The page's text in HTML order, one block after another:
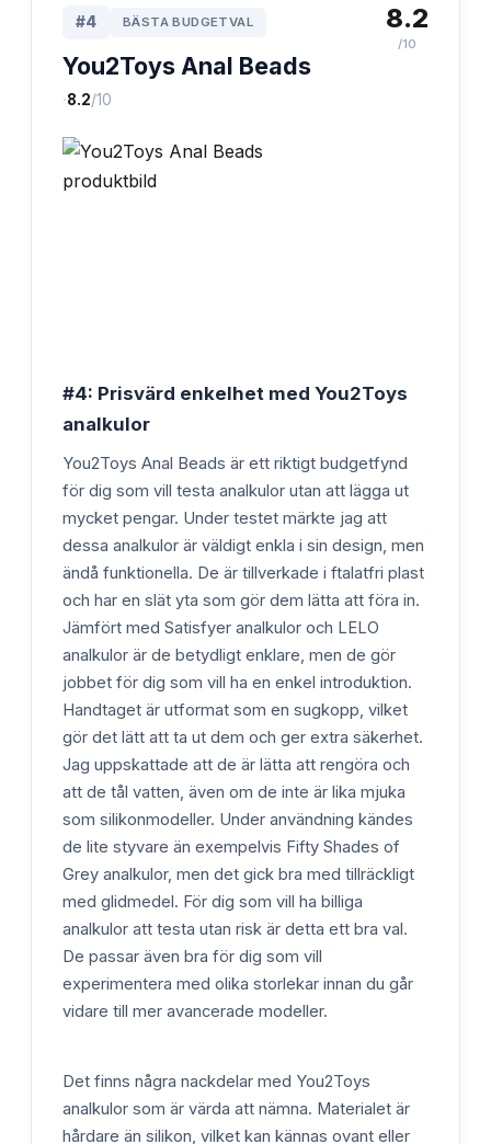
#4 BÄSTA BUDGETVAL
You2Toys Anal Beads
·8.2/10
8.2
/10
#4: Prisvärd enkelhet med You2Toys
analkulor
You2Toys Anal Beads är ett riktigt budgetfynd
för dig som vill testa analkulor utan att lägga ut
mycket pengar. Under testet märkte jag att
dessa analkulor är väldigt enkla i sin design, men
ändå funktionella. De är tillverkade i ftalatfri plast
och har en slät yta som gör dem lätta att föra in.
Jämfört med Satisfyer analkulor och LELO
analkulor är de betydligt enklare, men de gör
jobbet för dig som vill ha en enkel introduktion.
Handtaget är utformat som en sugkopp, vilket
gör det lätt att ta ut dem och ger extra säkerhet.
Jag uppskattade att de är lätta att rengöra och
att de tål vatten, även om de inte är lika mjuka
som silikonmodeller. Under användning kändes
de lite styvare än exempelvis Fifty Shades of
Grey analkulor, men det gick bra med tillräckligt
med glidmedel. För dig som vill ha billiga
analkulor att testa utan risk är detta ett bra val.
De passar även bra för dig som vill
experimentera med olika storlekar innan du går
vidare till mer avancerade modeller.
Det finns några nackdelar med You2Toys
analkulor som är värda att nämna. Materialet är
hårdare än silikon, vilket kan kännas ovant eller